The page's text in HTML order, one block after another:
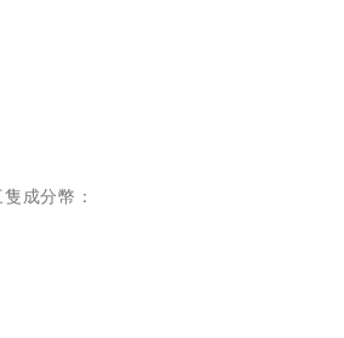
成分幣：